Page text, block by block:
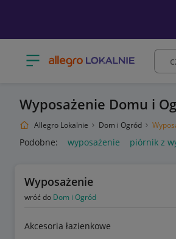
Otwórz menu z kategoriami
Wyposażenie Domu i
Allegro Lokalnie Dom i Ogród
Podobne: wyposażenie piórnik z
Wyposażenie
wróć do Dom i Ogród
Akcesoria łazienkowe